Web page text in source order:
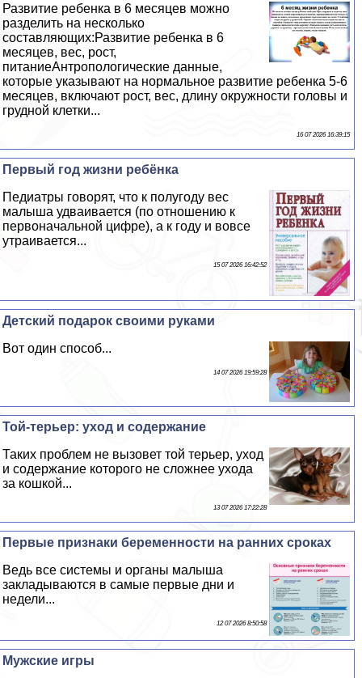
Развитие ребенка в 6 месяцев можно
разделить на несколько
составляющих:Развитие ребенка в 6
месяцев, вес, рост,
питаниеАнтропологические данные,
которые указывают на нормальное развитие ребенка 5-6
месяцев, включают рост, вес, длину окружности головы и
грудной клетки...
16 07 2026 16:39:15
Первый год жизни ребёнка
Педиатры говорят, что к полугоду вес
малыша удваивается (по отношению к
первоначальной цифре), а к году и вовсе
утраивается...
15 07 2026 16:42:52
Детский подарок своими руками
Вот один способ...
14 07 2026 19:59:28
Той-терьер: уход и содержание
Таких проблем не вызовет той терьер, уход
и содержание которого не сложнее ухода
за кошкой...
13 07 2026 17:22:28
Первые признаки беременности на ранних сроках
Ведь все системы и органы малыша
закладываются в самые первые дни и
недели...
12 07 2026 8:50:58
Мужские игры